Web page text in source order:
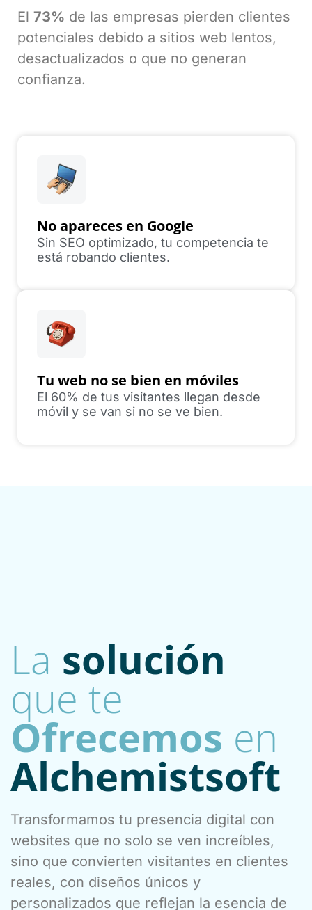
El 73% de las empresas pierden clientes
potenciales debido a sitios web lentos,
desactualizados o que no generan
confianza.
No apareces en Google
Sin SEO optimizado, tu competencia te
está robando clientes.
Tu web no se bien en móviles
El 60% de tus visitantes llegan desde
móvil y se van si no se ve bien.
La solución
que te
Ofrecemos en
Alchemistsoft
Transformamos tu presencia digital con
websites que no solo se ven increíbles,
sino que convierten visitantes en clientes
reales, con diseños únicos y
personalizados que reflejan la esencia de